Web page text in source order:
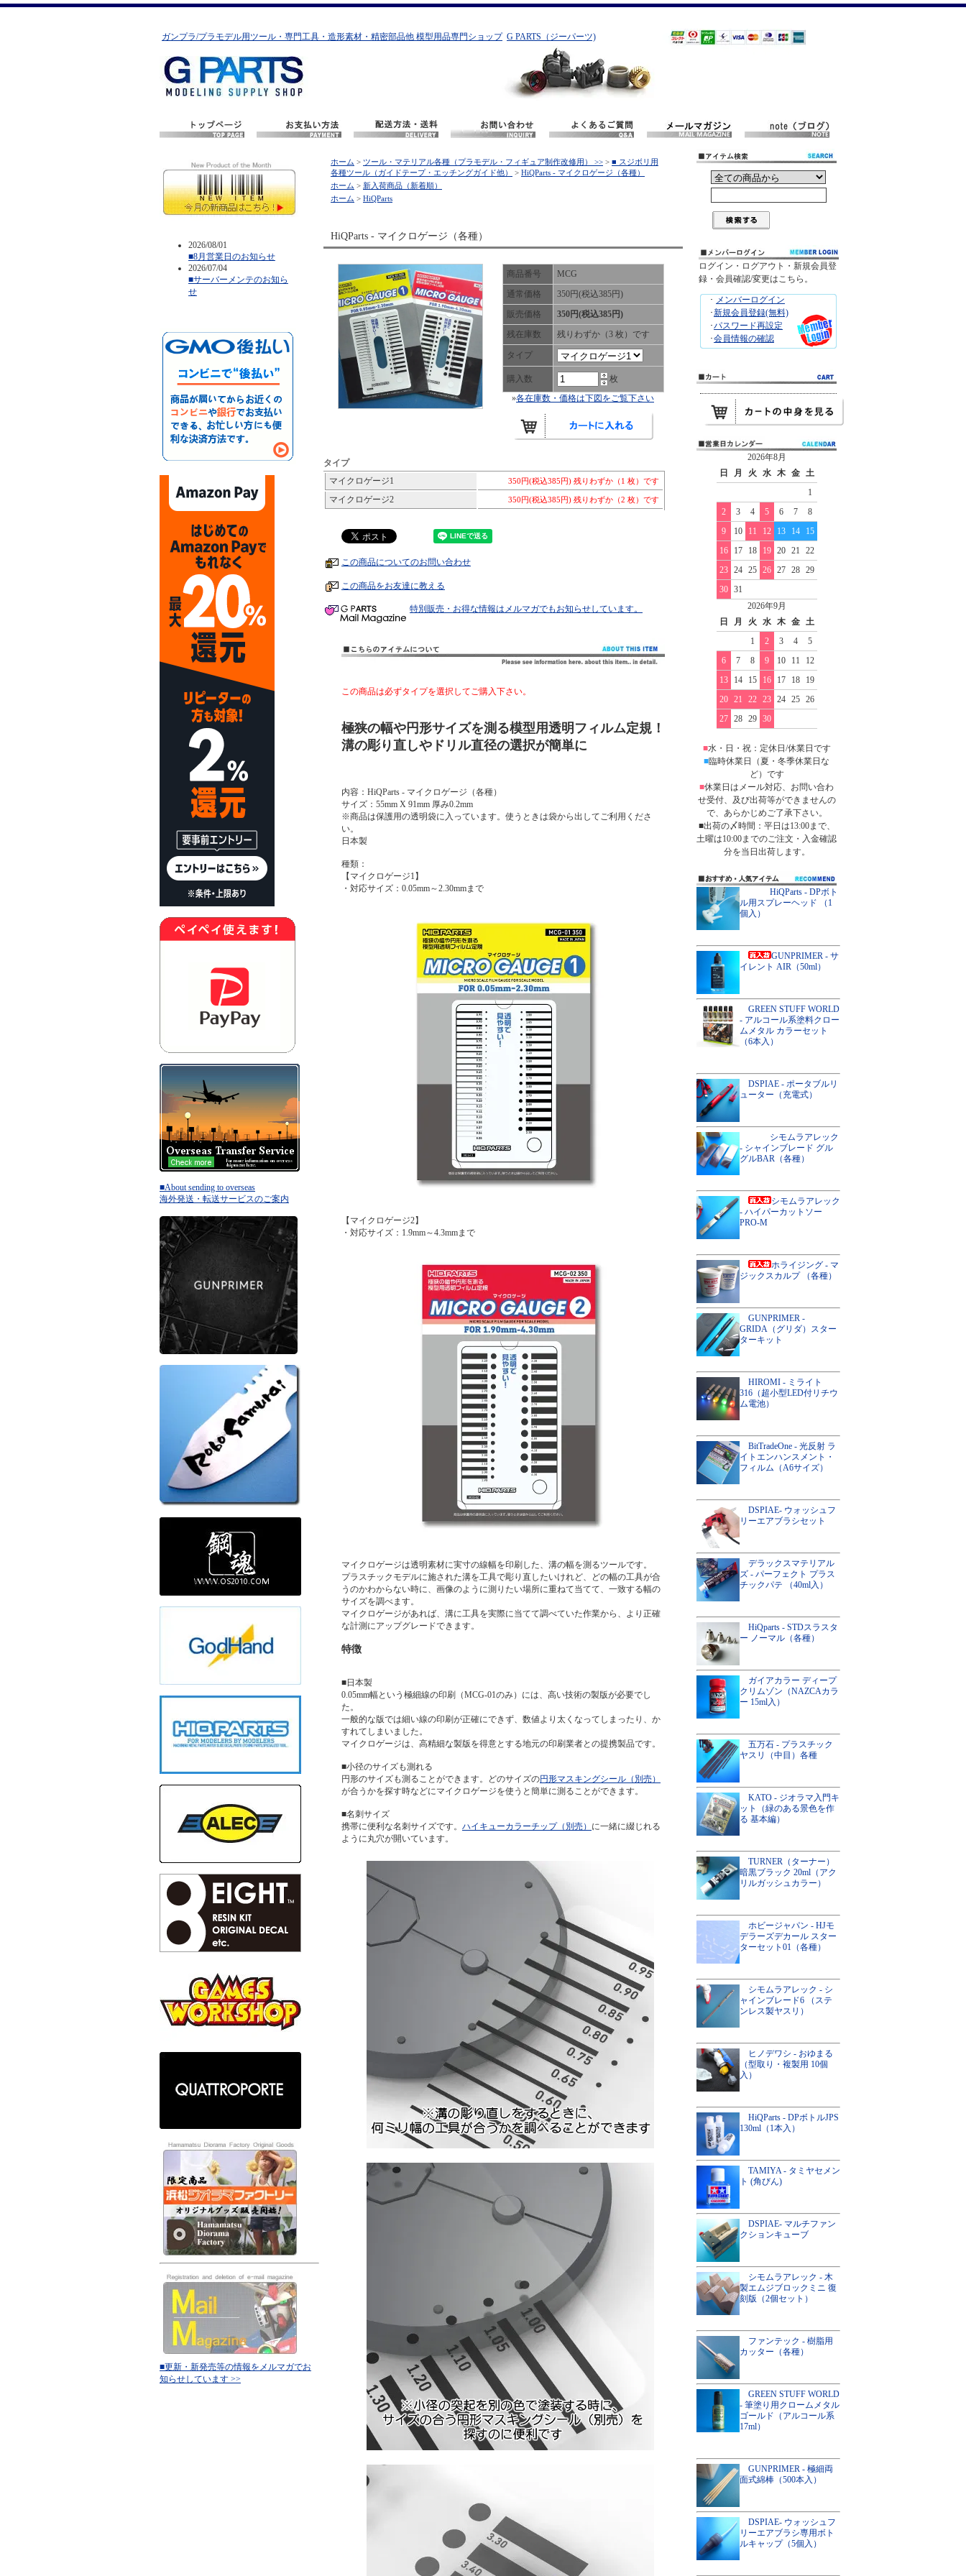
ガンプラ/プラモデル用ツール・専門工具・造形素材・精密部品他 模型用品専門ショップ G PARTS（ジーパーツ)
2026/08/01
■8月営業日のお知らせ
2026/07/04
■サーバーメンテのお知ら
せ
■About sending to overseas
海外発送・転送サービスのご案内
■更新・新発売等の情報をメルマガでお
知らせしています >>
ホーム > ツール・マテリアル各種（プラモデル・フィギュア制作改修用） >> > ■ スジボリ用
各種ツール（ガイドテープ・エッチングガイド他）
> HiQParts - マイクロゲージ（各種）
ホーム > 新入荷商品（新着順）
ホーム > HiQParts
HiQParts - マイクロゲージ（各種）
商品番号
MCG
通常価格
350円(税込385円)
販売価格
350円(税込385円)
残在庫数
残りわずか（3 枚）です
タイプ
購入数
枚
»各在庫数・価格は下図をご覧下さい
タイプ
マイクロゲージ1
350円(税込385円) 残りわずか（1 枚）です
マイクロゲージ2 350円(税込385円) 残りわずか（2 枚）です
この商品についてのお問い合わせ
この商品をお友達に教える
特別販売・お得な情報はメルマガでもお知らせしています。
この商品は必ずタイプを選択してご購入下さい。
極狭の幅や円形サイズを測る模型用透明フィルム定規！
溝の彫り直しやドリル直径の選択が簡単に
内容：HiQParts - マイクロゲージ（各種）
サイズ：55mm X 91mm 厚み0.2mm
※商品は保護用の透明袋に入っています。使うときは袋から出してご利用くださ
い。
日本製
種類：
【マイクロゲージ1】
・対応サイズ：0.05mm～2.30mmまで
【マイクロゲージ2】
・対応サイズ：1.9mm～4.3mmまで
マイクロゲージは透明素材に実寸の線幅を印刷した、溝の幅を測るツールです。
プラスチックモデルに施された溝を工具で彫り直したいけれど、どの幅の工具が合
うのかわからない時に、画像のように測りたい場所に重ねて当てて、一致する幅の
サイズを調べます。
マイクロゲージがあれば、溝に工具を実際に当てて調べていた作業から、より正確
な計測にアップグレードできます。
特徴
■日本製
0.05mm幅という極細線の印刷（MCG-01のみ）には、高い技術の製版が必要でし
た。
一般的な版では細い線の印刷が正確にできず、数値より太くなってしまったり、か
すれてしまいました。
マイクロゲージは、高精細な製版を得意とする地元の印刷業者との提携製品です。
■小径のサイズも測れる
円形のサイズも測ることができます。どのサイズの円形マスキングシール（別売）
が合うかを探す時などにマイクロゲージを使うと簡単に測ることができます。
■名刺サイズ
携帯に便利な名刺サイズです。 ハイキューカラーチップ（別売） に一緒に綴じれる
ように丸穴が開いています。
ログイン・ログアウト・新規会員登
録・会員確認/変更はこちら。
･ メンバーログイン
･新規会員登録(無料)
･パスワード再設定
･会員情報の確認
2026年8月
日
月 火 水 木 金
土
1
2
3 4 5 6 7
8
9
10 11 12 13 14
15
16
17 18 19 20 21
22
23
24 25 26 27 28
29
30
31
2026年9月
日
月 火 水 木 金
土
1
2 3 4
5
6
7 8 9 10 11
12
13
14 15 16 17 18
19
20
21 22 23 24 25
26
27
28 29 30
■水・日・祝：定休日/休業日です
■臨時休業日（夏・冬季休業日な
ど）です
■休業日はメール対応、お問い合わ
せ受付、及び出荷等ができませんの
で、あらかじめご了承下さい。
■出荷の〆時間：平日は13:00まで、
土曜は10:00までのご注文・入金確認
分を当日出荷します。
HiQParts - DPボト
ル用スプレーヘッド （1
個入）
GUNPRIMER - サ
イレント AIR（50ml）
GREEN STUFF WORLD
- アルコール系塗料クロー
ムメタル カラーセット
（6本入）
DSPIAE - ポータブルリ
ューター（充電式）
シモムラアレック
- シャインブレード グル
グルBAR（各種）
シモムラアレック
- ハイパーカットソー
PRO-M
ホライジング - マ
ジックスカルプ （各種）
GUNPRIMER -
GRIDA（グリダ）スター
ターキット
HIROMI - ミライト
316（超小型LED付リチウ
ム電池）
BitTradeOne - 光反射 ラ
イトエンハンスメント・
フィルム（A6サイズ）
DSPIAE- ウォッシュフ
リーエアブラシセット
デラックスマテリアル
ズ - パーフェクト プラス
チックパテ （40ml入）
HiQparts - STDスラスタ
ー ノーマル（各種）
ガイアカラー ディープ
クリムゾン（NAZCAカラ
ー 15ml入）
五万石 - プラスチック
ヤスリ（中目）各種
KATO - ジオラマ入門キ
ット（緑のある景色を作
る 基本編）
TURNER（ターナー）
暗黒ブラック 20ml（アク
リルガッシュカラー）
ホビージャパン - HJモ
デラーズデカール スター
ターセット01（各種）
シモムラアレック - シ
ャインブレード6 （ステ
ンレス製ヤスリ）
ヒノデワシ - おゆまる
（型取り・複製用 10個
入）
HiQParts - DPボトルJPS
130ml（1本入）
TAMIYA - タミヤセメン
ト (角びん)
DSPIAE- マルチファン
クションキューブ
シモムラアレック - 木
製エムジブロックミニ 復
刻版（2個セット）
ファンテック - 樹脂用
カッター（各種）
GREEN STUFF WORLD
- 筆塗り用クロームメタル
ゴールド（アルコール系
17ml）
GUNPRIMER - 極細両
面式綿棒（500本入）
DSPIAE- ウォッシュフ
リーエアブラシ専用ボト
ルキャップ（5個入）